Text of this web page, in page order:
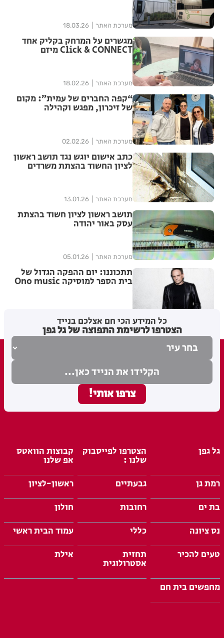
מערכת האתר 18.03.26
מגשרים על המרחק בקליק אחד
Click & CONNECT מיזם
מערכת האתר 18.02.26
“קפה החברים של עמית”: מקום
של זיכרון, מפגש וקהילה
מערכת האתר 02.02.26
כתב אישום יוגש נגד תושב ראשון
לציון החשוד בהצתת משרדים
מערכת האתר 13.01.26
תושב ראשון לציון חשוד בהצתת
עסק באור יהודה
מערכת האתר 05.01.26
תתכוננו: יום ההפקה הגדול של
בית הספר למוסיקה Ono music
כל המידע הכי חם אצלכם בנייד
הצטרפו לרשימת התפוצה של גל גפן
גל גפן הצטרפו לפייסבוק
שלנו :
קבוצות הוואטס
אפ שלנו
רמת גן
גבעתיים
ראשון-לציון
בת ים
רחובות
חולון
נס ציונה
כללי
עמוד הבית ראשי
טעים להכיר
תחזית
אסטרולוגית
אילת
מחפשים בית חם